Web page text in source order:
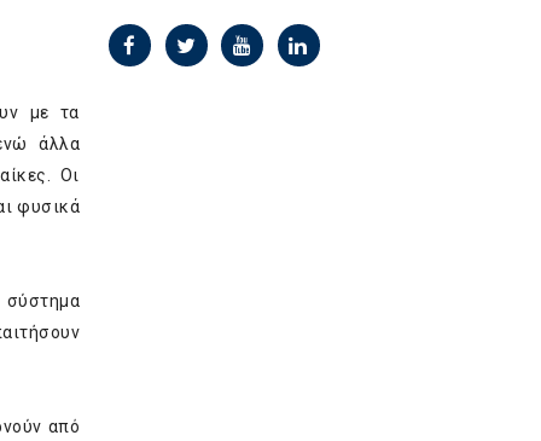
με τα
άλλα
Οι
φυσικά
από